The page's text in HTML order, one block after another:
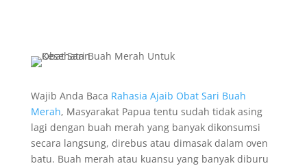
Wajib Anda Baca Rahasia Ajaib Obat Sari Buah
Merah, Masyarakat Papua tentu sudah tidak asing
lagi dengan buah merah yang banyak dikonsumsi
secara langsung, direbus atau dimasak dalam oven
batu. Buah merah atau kuansu yang banyak diburu